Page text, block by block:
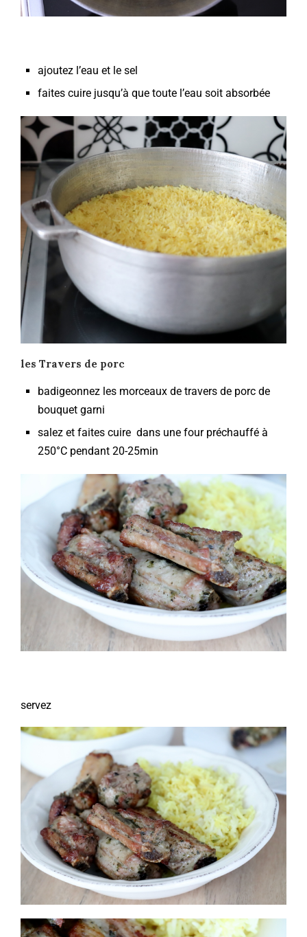
ajoutez l’eau et le sel
faites cuire jusqu’à que toute l’eau soit absorbée
les Travers de porc
badigeonnez les morceaux de travers de porc de
bouquet garni
salez et faites cuire dans une four préchauffé à
250°C pendant 20-25min
servez